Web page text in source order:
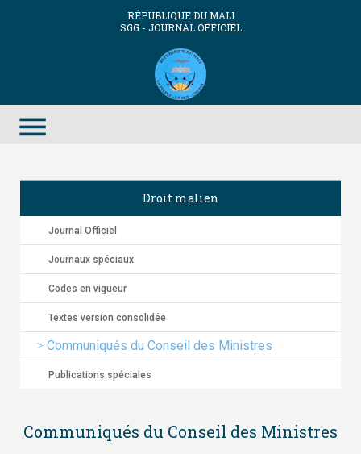
RÉPUBLIQUE DU MALI
SGG - JOURNAL OFFICIEL
menu
Droit malien
Journal Officiel
Journaux spéciaux
Codes en vigueur
Textes version consolidée
Communiqués du Conseil des Ministres
Publications spéciales
Communiqués du Conseil des Ministres